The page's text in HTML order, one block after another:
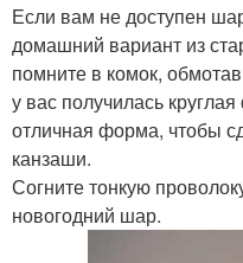
Если вам не доступен
домашний вариант из
помните в комок,
у вас получилась
отличная форма, чтобы
канзаши.
Согните тонкую
новогодний шар.